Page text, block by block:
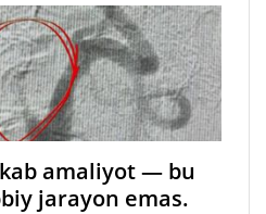
amaliyot — bu
jarayon emas.